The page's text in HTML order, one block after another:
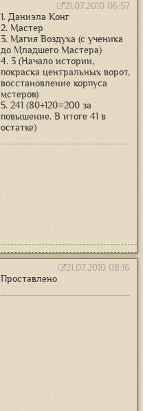
21.07.2010 06:57
1. Даниэла Конг
2. Мастер
3. Магия Воздуха (с ученика
до Младшего Мастера)
4. 3 (Начало истории,
покраска центральных ворот,
восстановление корпуса
мстеров)
5. 241 (80+120=200 за
повышение. В итоге 41 в
остатке)
21.07.2010 08:16
Проставлено